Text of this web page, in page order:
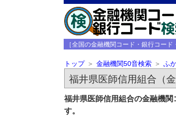
［全国の金融機関コード・銀行コー
トップ 金融機関50音検索 ふ
福井県医師信用組合（
福井県医師信用組合の金融機
す。